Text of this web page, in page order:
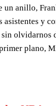
un anillo,
asistentes y
olvidarnos
plano,